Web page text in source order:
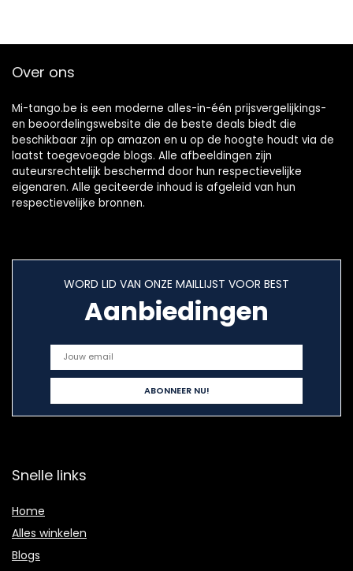
Over ons
Mi-tango.be is een moderne alles-in-één prijsvergelijkings-
en beoordelingswebsite die de beste deals biedt die
beschikbaar zijn op amazon en u op de hoogte houdt via de
laatst toegevoegde blogs. Alle afbeeldingen zijn
auteursrechtelijk beschermd door hun respectievelijke
eigenaren. Alle geciteerde inhoud is afgeleid van hun
respectievelijke bronnen.
WORD LID VAN ONZE MAILLIJST VOOR BEST
Aanbiedingen
Snelle links
Home
Alles winkelen
Blogs